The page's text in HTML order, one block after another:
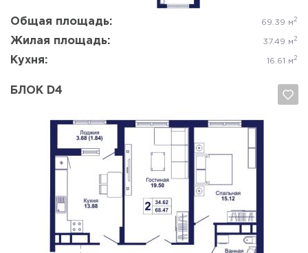
Общая площадь: 69.39 м 2
Жилая площадь: 37.49 м 2
Кухня: 16.61 м 2
БЛОК D4
Отмена